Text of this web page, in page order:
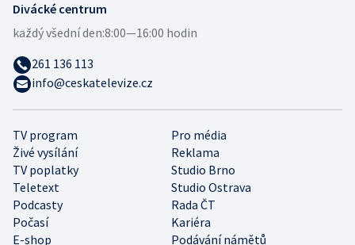
TV program
Pro média
Živé vysílání
Reklama
TV poplatky
Studio Brno
Teletext
Studio Ostrava
Podcasty
Rada ČT
Počasí
Kariéra
E-shop
Podávání námětů
Divácké centrum
každý všední den:8:00—16:00 hodin
261 136 113
info@ceskatelevize.cz